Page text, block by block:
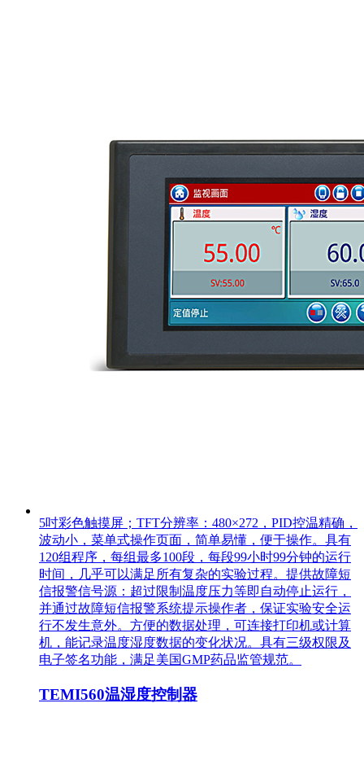
5吋彩色触摸屏；TFT分辨率：480×272，PID控温精确，
波动小，菜单式操作页面，简单易懂，便于操作。具有
120组程序，每组最多100段，每段99小时99分钟的运行
时间，几乎可以满足所有复杂的实验过程。提供故障短
信报警信号源：超过限制温度压力等即自动停止运行，
并通过故障短信报警系统提示操作者，保证实验安全运
行不发生意外。方便的数据处理，可连接打印机或计算
机，能记录温度湿度数据的变化状况。具有三级权限及
电子签名功能，满足美国GMP药品监管规范。
TEMI560温湿度控制器